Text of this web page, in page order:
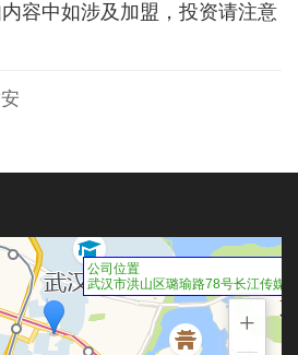
容中如涉及加盟，投资请注意
公司位置
武汉市洪山区璐瑜路78号长江传媒
+